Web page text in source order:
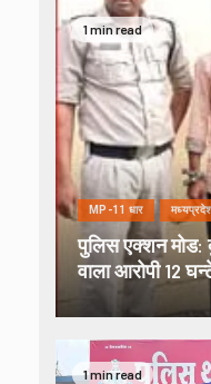
1 min read
MP-11 धार
पुलिस एक्शन मोड:
वाला आरोपी 12
1 min read